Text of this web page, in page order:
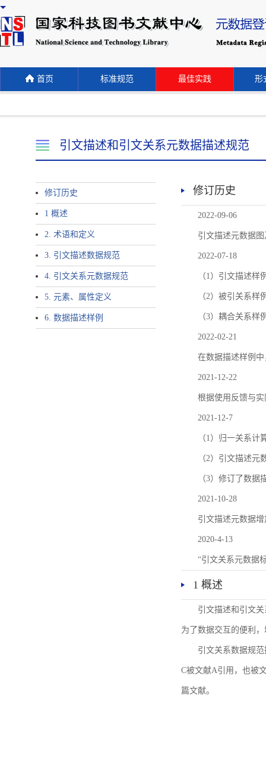
首页 标准规范 最佳实践 形
引文描述和引文关系元数据描述规范
修订历史
1 概述
2. 术语和定义
3. 引文描述数据规范
4. 引文关系元数据规范
5. 元素、属性定义
6. 数据描述样例
修订历史
2022-09-06
引文描述元数据
2022-07-18
（1）引文描述样
（2）被引关系
（3）耦合关系
2022-02-21
在数据描述样例
2021-12-22
根据使用反馈与
2021-12-7
（1）归一关系
（2）引文描述元
（3）修订了数据
2021-10-28
引文描述元数据增
2020-4-13
“引文关系元数据
1 概述
引文描述和引文
为了数据交互的便利
引文关系数据规
C被文献A引用，也被
篇文献。